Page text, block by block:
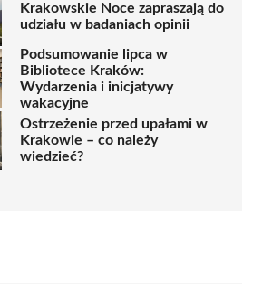
Krakowskie Noce zapraszają do
udziału w badaniach opinii
Podsumowanie lipca w
Bibliotece Kraków:
Wydarzenia i inicjatywy
wakacyjne
Ostrzeżenie przed upałami w
Krakowie – co należy
wiedzieć?